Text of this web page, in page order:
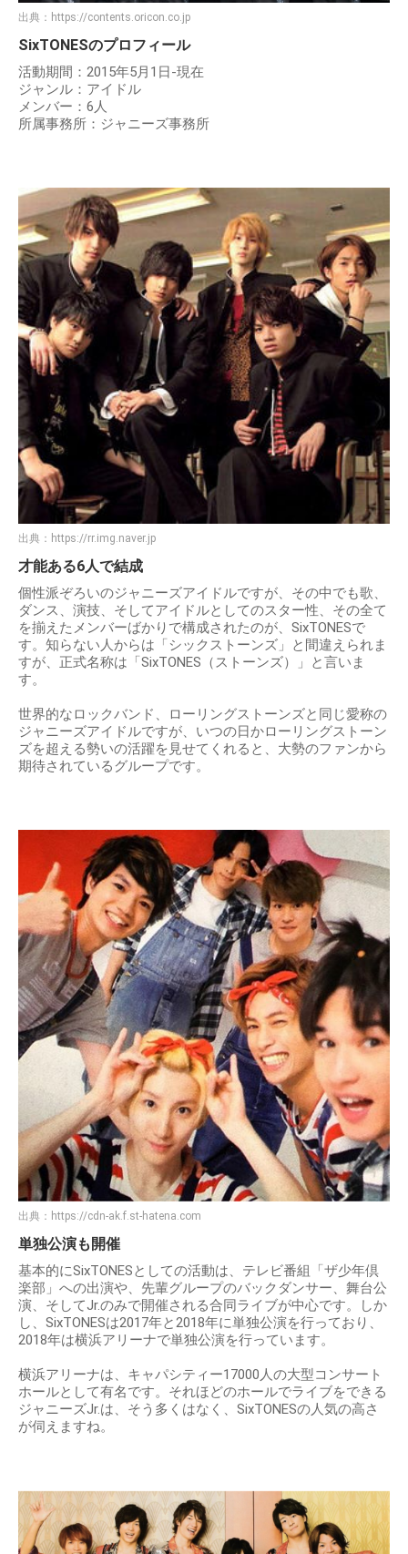
出典： https://contents.oricon.co.jp
SixTONESのプロフィール
活動期間：2015年5月1日-現在
ジャンル：アイドル
メンバー：6人
所属事務所：ジャニーズ事務所
出典： https://rr.img.naver.jp
才能ある6人で結成
個性派ぞろいのジャニーズアイドルですが、その中でも歌、
ダンス、演技、そしてアイドルとしてのスター性、その全て
を揃えたメンバーばかりで構成されたのが、SixTONESで
す。知らない人からは「シックストーンズ」と間違えられま
すが、正式名称は「SixTONES（ストーンズ）」と言いま
す。
世界的なロックバンド、ローリングストーンズと同じ愛称の
ジャニーズアイドルですが、いつの日かローリングストーン
ズを超える勢いの活躍を見せてくれると、大勢のファンから
期待されているグループです。
出典： https://cdn-ak.f.st-hatena.com
単独公演も開催
基本的にSixTONESとしての活動は、テレビ番組「ザ少年倶
楽部」への出演や、先輩グループのバックダンサー、舞台公
演、そしてJr.のみで開催される合同ライブが中心です。しか
し、SixTONESは2017年と2018年に単独公演を行っており、
2018年は横浜アリーナで単独公演を行っています。
横浜アリーナは、キャパシティー17000人の大型コンサート
ホールとして有名です。それほどのホールでライブをできる
ジャニーズJr.は、そう多くはなく、SixTONESの人気の高さ
が伺えますね。